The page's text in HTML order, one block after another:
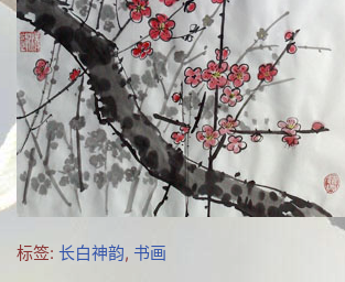
标签: 长白神韵, 书画